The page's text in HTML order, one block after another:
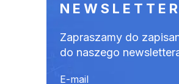
NEWSLETTER
Zapraszamy do
do naszego
E-mail